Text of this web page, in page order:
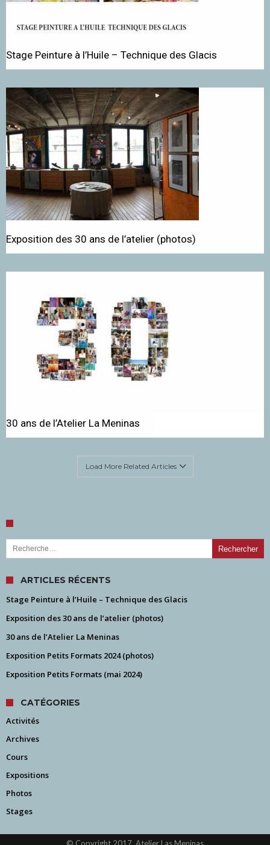
Stage Peinture à l’Huile – Technique des Glacis
Exposition des 30 ans de l’atelier (photos)
30 ans de l’Atelier La Meninas
Load More Related Articles
Rechercher :
ARTICLES RÉCENTS
Stage Peinture à l’Huile – Technique des Glacis
Exposition des 30 ans de l’atelier (photos)
30 ans de l’Atelier La Meninas
Exposition Petits Formats 2024 (photos)
Exposition Petits Formats (mai 2024)
CATÉGORIES
Activités
Archives
Cours
Expositions
Photos
Stages